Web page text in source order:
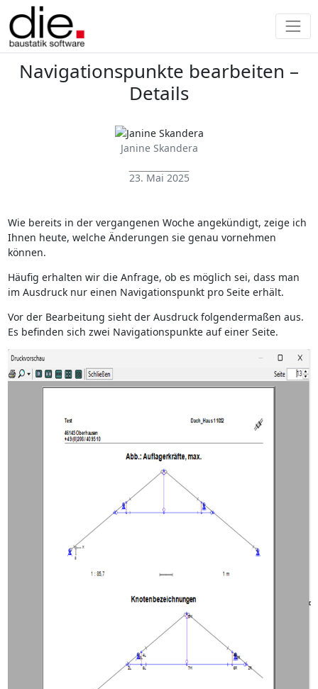
Navigationspunkte bearbeiten –
Details
Janine Skandera
23. Mai 2025
Wie bereits in der vergangenen Woche angekündigt, zeige ich
Ihnen heute, welche Änderungen sie genau vornehmen
können.
Häufig erhalten wir die Anfrage, ob es möglich sei, dass man
im Ausdruck nur einen Navigationspunkt pro Seite erhält.
Vor der Bearbeitung sieht der Ausdruck folgendermaßen aus.
Es befinden sich zwei Navigationspunkte auf einer Seite.